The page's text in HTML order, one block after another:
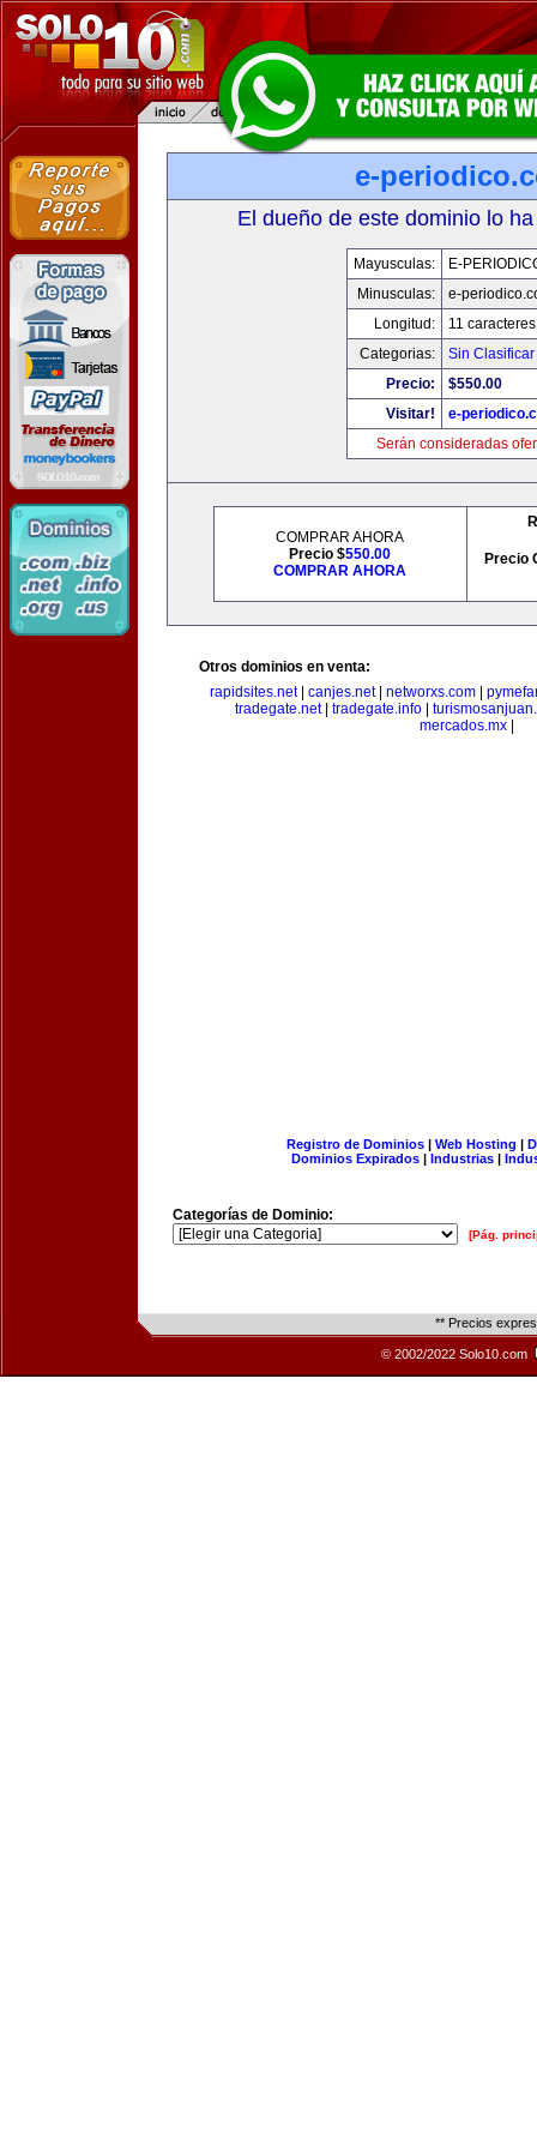
e-
El dueño de este dominio lo
Mayusculas:
E-
Minusculas:
e-
Longitud:
11 caracteres
Categorias:
Sin Clasificar
Precio:
$550.00
Visitar!
e-
Serán consideradas
COMPRAR AHORA
Precio $550.00
COMPRAR AHORA
Precio
Otros dominios en venta:
rapidsites.net| canjes.net| networxs.com|
tradegate.net| tradegate.info
mercados.mx|
Registro de Dominios| Web Hosting |
Dominios Expirados | Industrias |
Categorías de Dominio:
[Pág.
** Precios
© 2002/2022 Solo10.com